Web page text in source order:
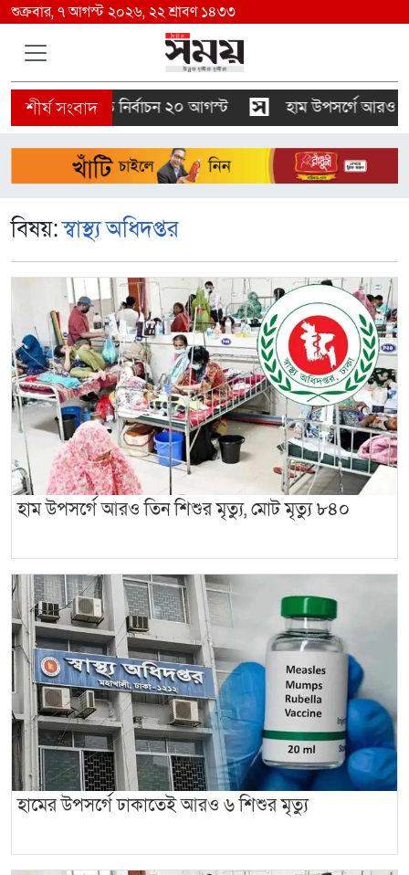
শুক্রবার, ৭ আগস্ট ২০২৬, ২২ শ্রাবণ ১৪৩৩
রাষ্ট্রপতি নির্বাচন ২০ আগস্ট হাম উপসর্গে আরও ৬ শিশুর
বিষয়:স্বাস্থ্য অধিদপ্তর
হাম উপসর্গে আরও তিন শিশুর মৃত্যু, মোট মৃত্যু ৮৪০
হামের উপসর্গে ঢাকাতেই আরও ৬ শিশুর মৃত্যু